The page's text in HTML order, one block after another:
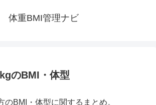
体重BMI管理ナビ
のBMI・体型
のBMI・体型に関するまとめ。